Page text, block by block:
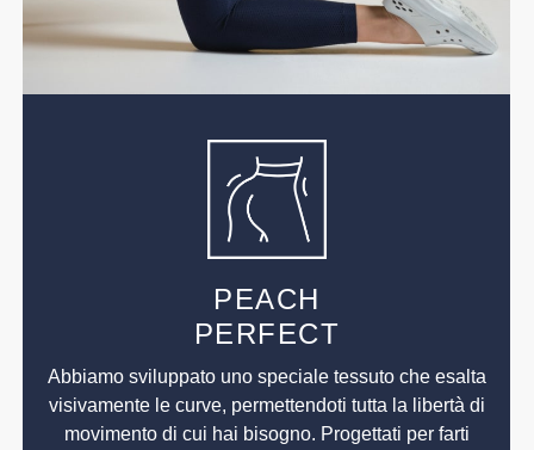
PEACH
PERFECT
Abbiamo sviluppato uno speciale tessuto che esalta
visivamente le curve, permettendoti tutta la libertà di
movimento di cui hai bisogno. Progettati per farti